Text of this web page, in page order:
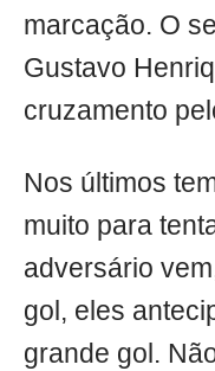
marcação. O
Gustavo
cruzamento
Nos últimos
muito para
adversário
gol, eles
grande gol.